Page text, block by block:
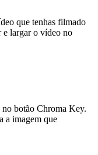
que tenhas filmado
e largar o vídeo no
botão Chroma Key.
a imagem que